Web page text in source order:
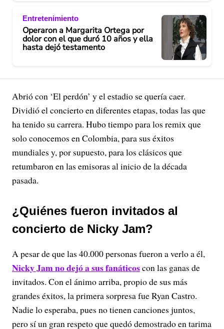
Entretenimiento
Operaron a Margarita Ortega por
dolor con el que duró 10 años y ella
hasta dejó testamento
Abrió con ‘El perdón’ y el estadio se quería caer.
Dividió el concierto en diferentes etapas, todas las que
ha tenido su carrera. Hubo tiempo para los remix que
solo conocemos en Colombia, para sus éxitos
mundiales y, por supuesto, para los clásicos que
retumbaron en las emisoras al inicio de la década
pasada.
¿Quiénes fueron invitados al
concierto de Nicky Jam?
A pesar de que las 40.000 personas fueron a verlo a él,
Nicky Jam no dejó a sus fanáticoscon las ganas de
invitados. Con el ánimo arriba, propio de sus más
grandes éxitos, la primera sorpresa fue Ryan Castro.
Nadie lo esperaba, pues no tienen canciones juntos,
pero sí un gran respeto que quedó demostrado en tarima